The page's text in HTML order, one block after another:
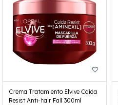
Crema Tratamiento Elvive Caída
Resist Anti-hair Fall 300ml